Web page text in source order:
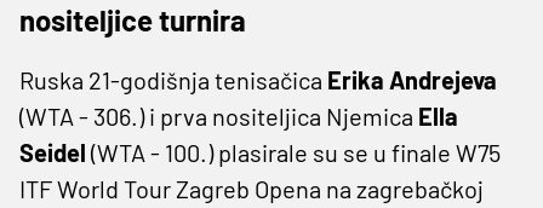
nositeljice turnira
Ruska 21-godišnja tenisačica Erika Andrejeva
(WTA - 306.) i prva nositeljica Njemica Ella
Seidel (WTA - 100.) plasirale su se u finale W75
ITF World Tour Zagreb Opena na zagrebačkoj